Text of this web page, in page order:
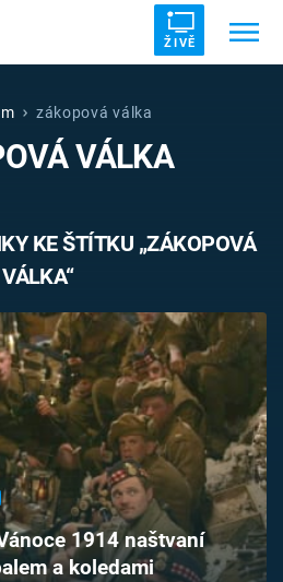
ŽIVĚ
DRUHÁ SVĚTOVÁ VÁLKA
zákopová válka
VÁLKA
KE ŠTÍTKU „ZÁKOPOVÁ
VÁLKA“
1914 naštvaní
a koledami